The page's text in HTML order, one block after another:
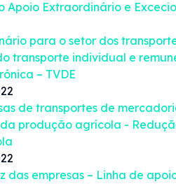
Apoio Extraordinário e
para o setor dos
transporte individual e
– TVDE
de transportes de
produção agrícola -
das empresas – Linha de